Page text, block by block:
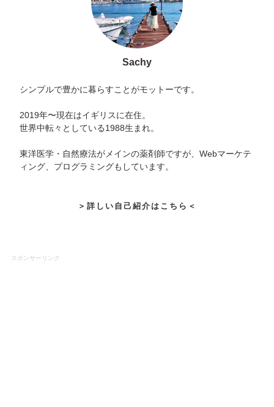
Sachy
シンプルで豊かに暮らすことがモットーです。
2019年〜現在はイギリスに在住。
世界中転々としている1988生まれ。
東洋医学・自然療法がメインの薬剤師ですが、Webマーケテ
ィング、プログラミングもしています。
＞詳しい自己紹介はこちら＜
スポンサーリンク